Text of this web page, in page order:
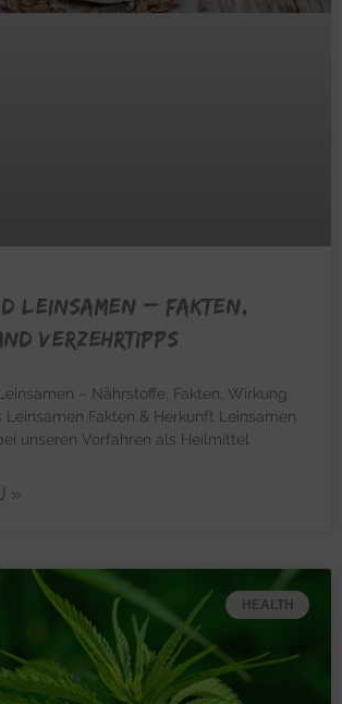
LEINSAMEN – Fakten,
Verzehrtipps
– Nährstoffe, Fakten, Wirkung
Leinsamen Fakten & Herkunft Leinsamen
unseren Vorfahren als Heilmittel
»
HEALTH